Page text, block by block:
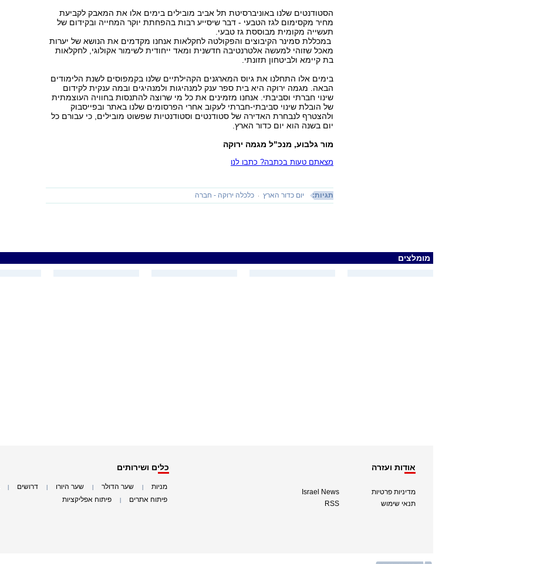
הסטודנטים שלנו באוניברסיטת תל אביב מובילים בימים אלו את המאבק לקביעת
מחיר מקסימום לגז הטבעי - דבר שיסייע רבות בהפחתת יוקר המחייה ובקידום של
תעשייה מקומית מבוססת גז טבעי.
במכללת סמינר הקיבוצים והפקולטה לחקלאות אנחנו מקדמים את הנושא של יערות
מאכל שזוהי למעשה אלטרנטיבה חדשנית ומאד ייחודית לשימור אקולוגי, לחקלאות
בת קיימא ולביטחון תזונתי.
בימים אלו התחלנו את גיוס המארגנים הקהילתיים שלנו בקמפוסים לשנת הלימודים
הבאה. מגמה ירוקה היא בית ספר ענק למנהיגות ולמנהיגים ובמה ענקית לקידום
שינוי חברתי וסביבתי. אנחנו מזמינים את כל מי שרוצה להתנסות בחוויה העוצמתית
של הובלת שינוי סביבתי-חברתי לעקוב אחרי הפרסומים שלנו באתר ובפייסבוק
ולהצטרף לנבחרת האדירה של סטודנטים וסטודנטיות שפשוט מובילים, כי עבורם כל
יום בשנה הוא יום כדור הארץ.
מור גלבוע, מנכ"ל מגמה ירוקה
מצאתם טעות בכתבה? כתבו לנו
תגיות: יום כדור הארץ כלכלה ירוקה - חברה
מומלצים
אודות ועזרה
מדיניות פרטיות
תנאי שימוש
Israel News
RSS
כלים ושירותים
מניות שער הדולר שער היורו דרושים
פיתוח אתרים פיתוח אפליקציות